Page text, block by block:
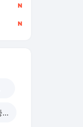
증시 흔드는 3중 쏠림